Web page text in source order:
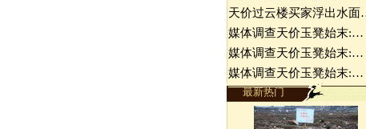
天价过云楼买家浮出水
媒体调查天价玉凳始末:…
媒体调查天价玉凳始末:…
媒体调查天价玉凳始末:…
最新热门